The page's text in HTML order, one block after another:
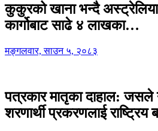
कुकुरको खाना भन्दै
कार्गोबाट साढे ४ लाखका…
मङ्गलवार, साउन ५, २०८३
पत्रकार मातृका दाहाल: जसले
शरणार्थी प्रकरणलाई